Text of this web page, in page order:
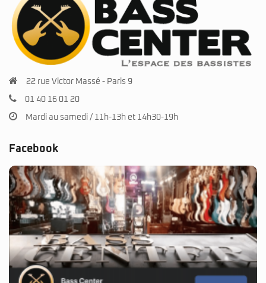
22 rue Victor Massé - Paris 9
01 40 16 01 20
Mardi au samedi / 11h-13h et 14h30-19h
Facebook